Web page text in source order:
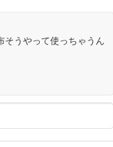
そうやって使っちゃうん